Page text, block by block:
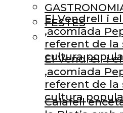
El Vendrell i
,acomiada
referent de la
cultura
Calafell
FESTES
El Vendrell i
,acomiada
referent de la
cultura